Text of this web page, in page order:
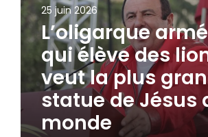
25 juin 2026
L’oligarque
qui élève des
veut la plus
statue de Jésus
monde